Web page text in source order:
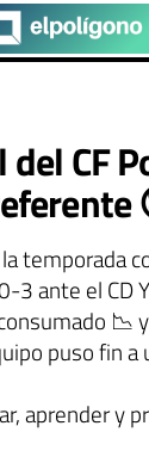
CF
temporada
3 ante el CD
📉
puso fin a
aprender y